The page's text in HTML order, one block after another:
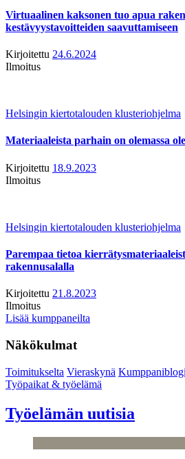
Virtuaalinen kaksonen tuo apua
kestävyystavoitteiden saavuttamiseen
Kirjoitettu 24.6.2024
Ilmoitus
Helsingin kiertotalouden klusteriohjelma
Materiaaleista parhain on olemassa
Kirjoitettu 18.9.2023
Ilmoitus
Helsingin kiertotalouden klusteriohjelma
Parempaa tietoa
rakennusalalla
Kirjoitettu 21.8.2023
Ilmoitus
Lisää kumppaneilta
Näkökulmat
Toimitukselta Vieraskynä
Työpaikat & työelämä
Työelämän uutisia